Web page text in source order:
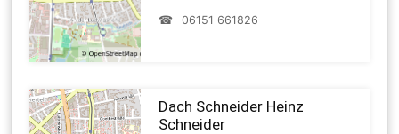
☎
06151 661826
Dach Schneider Heinz
Schneider